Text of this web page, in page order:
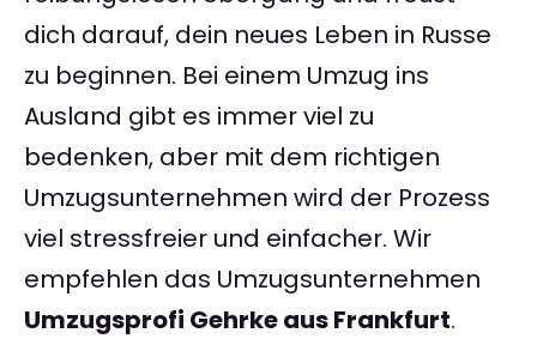
dich darauf, dein neues Leben in Russe
zu beginnen. Bei einem Umzug ins
Ausland gibt es immer viel zu
bedenken, aber mit dem richtigen
Umzugsunternehmen wird der Prozess
viel stressfreier und einfacher. Wir
empfehlen das Umzugsunternehmen
Umzugsprofi Gehrke aus Frankfurt.